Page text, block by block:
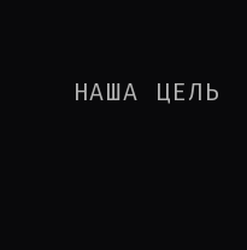
НАША ЦЕЛЬ